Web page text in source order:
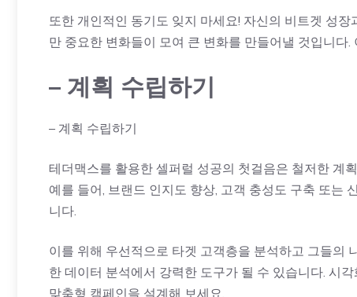
또한 개인적인 동기도 잊지 마세요! 자신의 비트겟 성장
만 중요한 변화들이 모여 큰 변화를 만들어낼 것입니다
– 계획 수립하기
– 계획 수립하기
테더맥스를 활용한 셀퍼럴 성공의 첫걸음은 철저한 계
예를 들어, 브랜드 인지도 향상, 고객 충성도 구축 또는
니다.
이를 위해 우선적으로 타겟 고객층을 분석하고 그들의
한 데이터 분석에서 강력한 도구가 될 수 있습니다. 시
맞춤형 캠페인을 설계해 보세요.